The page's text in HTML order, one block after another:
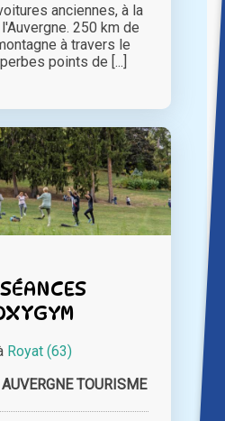
anciennes, à la
250 km de
à travers le
points de [...]
Royat (63)
TOURISME